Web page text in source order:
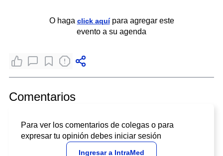
O haga click aquípara agregar este
evento a su agenda
Comentarios
Para ver los comentarios de colegas o para
expresar tu opinión debes iniciar sesión
Ingresar a IntraMed